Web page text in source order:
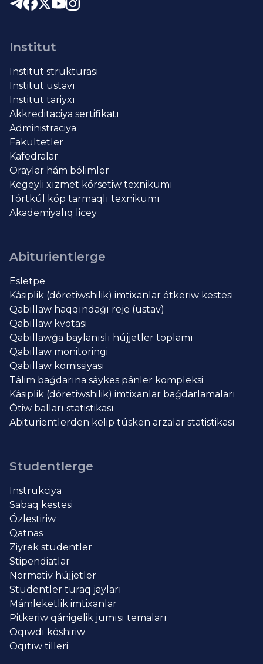
Institut
Institut strukturası
Institut ustavı
Institut tariyxı
Akkreditaciya sertifikatı
Administraciya
Fakultetler
Kafedralar
Oraylar hám bólimler
Kegeyli xızmet kórsetiw texnikumı
Tórtkúl kóp tarmaqlı texnikumı
Akademiyalıq licey
Abiturientlerge
Esletpe
Kásiplik (dóretiwshilik) imtixanlar ótkeriw kestesi
Qabıllaw haqqındaǵı reje (ustav)
Qabıllaw kvotası
Qabıllawǵa baylanıslı hújjetler toplamı
Qabıllaw monitoringi
Qabıllaw komissiyası
Tálim baǵdarına sáykes pánler kompleksi
Kásiplik (dóretiwshilik) imtixanlar baǵdarlamaları
Ótiw balları statistikası
Abiturientlerden kelip túsken arzalar statistikası
Studentlerge
Instrukciya
Sabaq kestesi
Ózlestiriw
Qatnas
Ziyrek studentler
Stipendiatlar
Normativ hújjetler
Studentler turaq jayları
Mámleketlik imtixanlar
Pitkeriw qánigelik jumısı temaları
Oqıwdı kóshiriw
Oqıtıw tilleri